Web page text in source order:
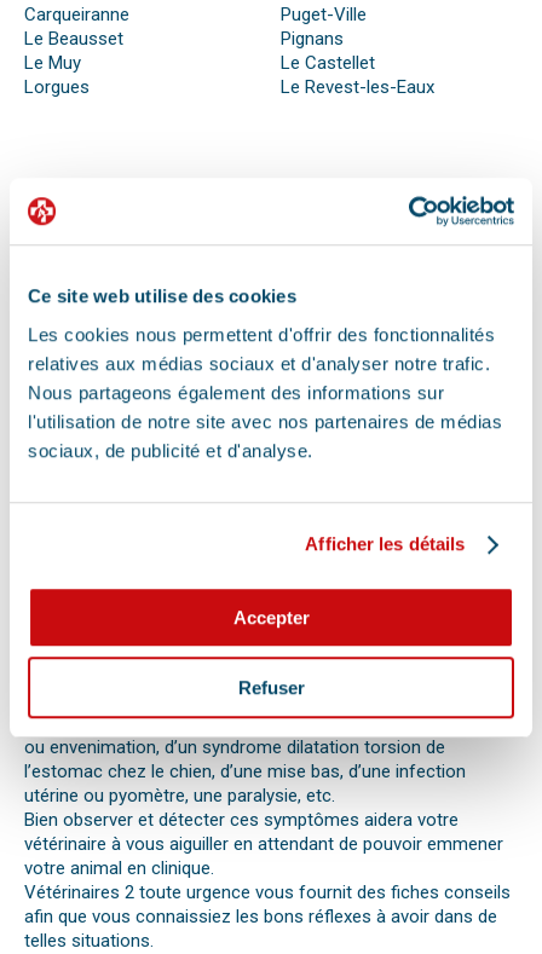
Ce site web utilise des cookies
Les cookies nous permettent d'offrir des fonctionnalités
relatives aux médias sociaux et d'analyser notre trafic.
Nous partageons également des informations sur
l'utilisation de notre site avec nos partenaires de médias
sociaux, de publicité et d'analyse.
Afficher les détails
Accepter
Refuser
Carqueiranne
Le Beausset
Le Muy
Lorgues
Puget-Ville
Pignans
Le Castellet
Le Revest-les-Eaux
QUE FAIRE EN CAS D’URGENCE ?
Face à son animal souffrant, nous sommes nombreux à
préparer totalement à ce type d’événement, certains gestes
Ainsi, le premier réflexe à avoir dans une telle situation est de
contacter le vétérinaire de garde ou la clinique d’urgence
vétérinaire la plus proche de votre domicile. Il est important
également de ne pas paniquer et de vous assurer de la
sécurité de votre animal pour ne pas empirer la situation.
Pour pouvoir détecter un mal-être chez son animal et décrire
signaux. Tout comportement anormal ou abattement doit
Les difficultés respiratoires, pertes de conscience, les
votre chat, chien ou autre nouvel animal de compagnie ne va
pas bien.
votre compagnon. Il peut s’agir en effet d’un épillet, d’une
réaction allergique avec œdème de Quincke, d’une intoxication
ou envenimation, d’un syndrome dilatation torsion de
l’estomac chez le chien, d’une mise bas, d’une infection
utérine ou pyomètre, une paralysie, etc.
Bien observer et détecter ces symptômes aidera votre
vétérinaire à vous aiguiller en attendant de pouvoir emmener
votre animal en clinique.
Vétérinaires 2 toute urgence vous fournit des fiches conseils
afin que vous connaissiez les bons réflexes à avoir dans de
telles situations.